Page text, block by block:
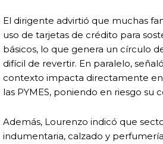
El dirigente advirtió que muchas
uso de tarjetas de crédito para
básicos, lo que genera un círculo
difícil de revertir. En paralelo,
contexto impacta directamente
las PYMES, poniendo en riesgo su
Además, Lourenzo indicó que
indumentaria, calzado y